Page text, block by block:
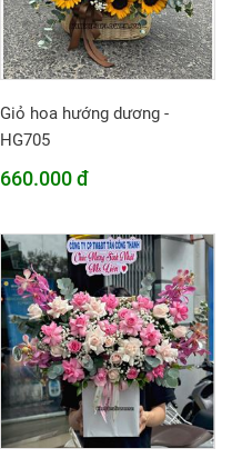
Giỏ hoa hướng dương -
HG705
660.000 đ